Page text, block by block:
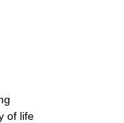
of life